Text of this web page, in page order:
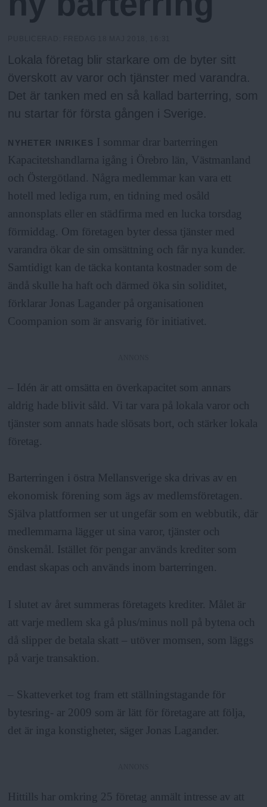
N
u
Lokala företag blir starkare om de byter sitt
överskott av varor och tjänster med varandra.
Det är tanken med en så kallad barterring, som
nu startar för första gången i Sverige.
NYHETER INRIKES I sommar drar barterringen
Kapacitetshandlarna igång i Örebro län, Västmanland
och Östergötland. Några medlemmar kan vara ett
hotell med lediga rum, en tidning med osåld
annonsplats eller en städfirma med en lucka torsdag
förmiddag. Om företagen byter dessa tjänster med
varandra ökar de sin omsättning och får nya kunder.
Samtidigt kan de täcka kontanta kostnader som de
ändå skulle ha haft och därmed öka sin soliditet,
förklarar Jonas Lagander på organisationen
Coompanion som är ansvarig för initiativet.
– Idén är att omsätta en överkapacitet som annars
aldrig hade blivit såld. Vi tar vara på lokala varor och
tjänster som annats hade slösats bort, och stärker lokala
företag.
Barterringen i östra Mellansverige ska drivas av en
ekonomisk förening som ägs av medlemsföretagen.
Själva plattformen ser ut ungefär som en webbutik, där
medlemmarna lägger ut sina varor, tjänster och
önskemål. Istället för pengar används krediter som
endast skapas och används inom barterringen.
I slutet av året summeras företagets krediter. Målet är
att varje medlem ska gå plus/minus noll på bytena och
då slipper de betala skatt – utöver momsen, som läggs
på varje transaktion.
– Skatteverket tog fram ett ställningstagande för
bytesring- ar 2009 som är lätt för företagare att följa,
det är inga konstigheter, säger Jonas Lagander.
Hittills har omkring 25 företag anmält intresse av att